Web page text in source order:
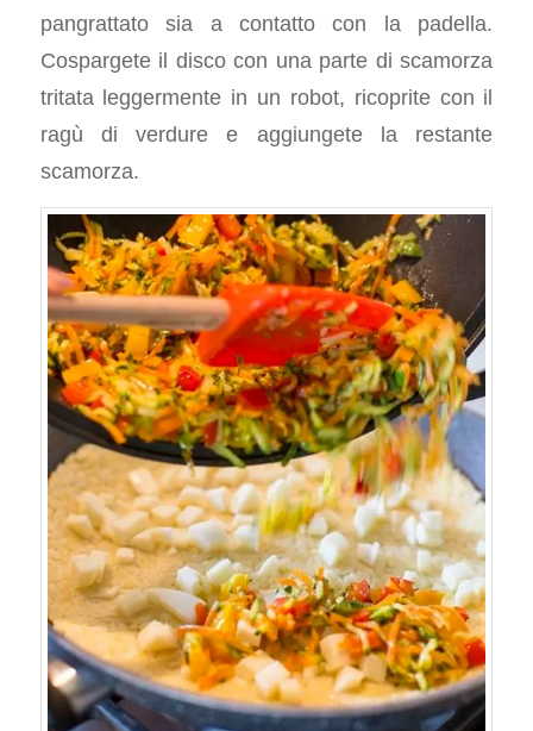
pangrattato sia a contatto con la padella.
Cospargete il disco con una parte di scamorza
tritata leggermente in un robot, ricoprite con il
ragù di verdure e aggiungete la restante
scamorza.